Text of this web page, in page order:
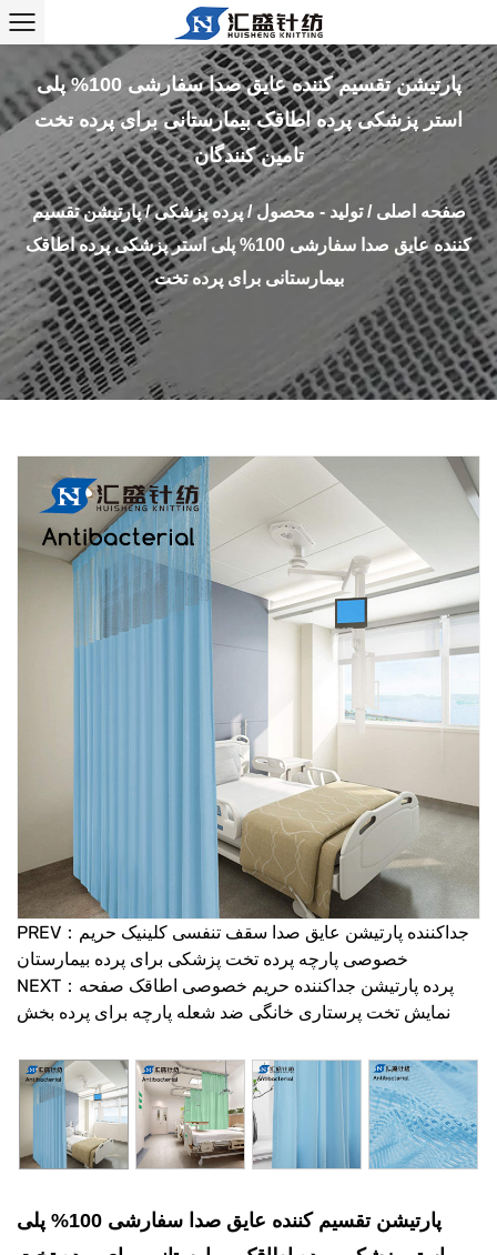
پارتیشن تقسیم کننده عایق صدا سفارشی 100% پلی
استر پزشکی پرده اطاقک بیمارستانی برای پرده تخت
تامین کنندگان
صفحه اصلی /تولید - محصول/پرده پزشکی/پارتیشن تقسیم
کننده عایق صدا سفارشی 100% پلی استر پزشکی پرده اطاقک
بیمارستانی برای پرده تخت
PREV：جداکننده پارتیشن عایق صدا سقف تنفسی کلینیک حریم
خصوصی پارچه پرده تخت پزشکی برای پرده بیمارستان
NEXT：پرده پارتیشن جداکننده حریم خصوصی اطاقک صفحه
نمایش تخت پرستاری خانگی ضد شعله پارچه برای پرده بخش
پارتیشن تقسیم کننده عایق صدا سفارشی 100% پلی